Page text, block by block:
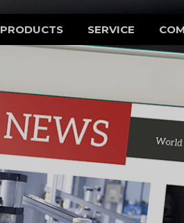
PRODUCTS SERVICE